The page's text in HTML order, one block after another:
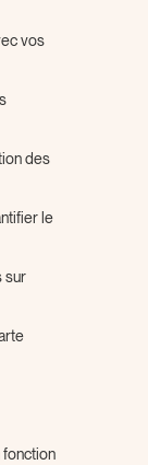
vos
des
le
sur
fonction